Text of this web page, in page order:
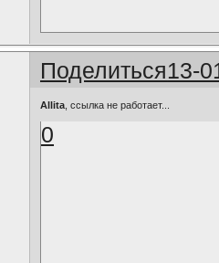
Поделиться13-
Allita , ссылка не работает...
0